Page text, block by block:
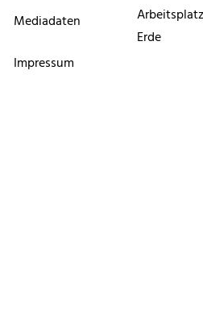
Mediadaten
Impressum
Erde